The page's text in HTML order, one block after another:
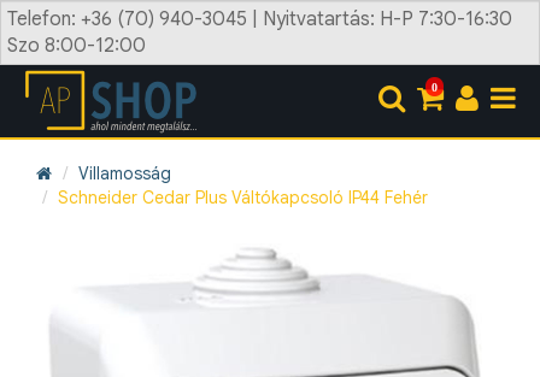
Telefon: +36 (70) 940-3045 | Nyitvatartás: H-P 7:30-16:30
Szo 8:00-12:00
0
Villamosság
Schneider Cedar Plus Váltókapcsoló IP44 Fehér